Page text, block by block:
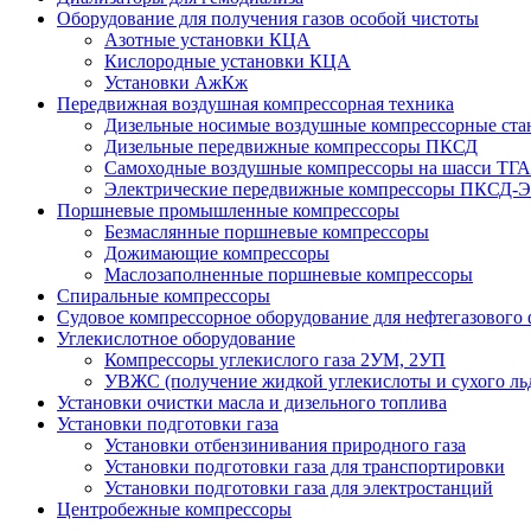
Оборудование для получения газов особой чистоты
Азотные установки КЦА
Кислородные установки КЦА
Установки АжКж
Передвижная воздушная компрессорная техника
Дизельные носимые воздушные компрессорные
Дизельные передвижные компрессоры ПКСД
Самоходные воздушные компрессоры на шасси ТГА
Электрические передвижные компрессоры ПКСД-Э
Поршневые промышленные компрессоры
Безмаслянные поршневые компрессоры
Дожимающие компрессоры
Маслозаполненные поршневые компрессоры
Спиральные компрессоры
Судовое компрессорное оборудование для нефтегазового
Углекислотное оборудование
Компрессоры углекислого газа 2УМ, 2УП
УВЖС (получение жидкой углекислоты и сухого
Установки очистки масла и дизельного топлива
Установки подготовки газа
Установки отбензинивания природного газа
Установки подготовки газа для транспортировки
Установки подготовки газа для электростанций
Центробежные компрессоры